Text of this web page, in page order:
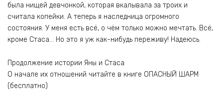
была нищей девчонкой, которая вкалывала за троих и
считала копейки. А теперь я наследница огромного
состояния. У меня есть всё, о чём только можно мечтать. Всё,
кроме Стаса… Но это я уж как-нибудь переживу! Надеюсь.
Продолжение истории Яны и Стаса
О начале их отношений читайте в книге ОПАСНЫЙ ШАРМ
(бесплатно)